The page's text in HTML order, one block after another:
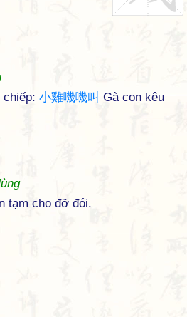
小雞嘰嘰叫 Gà con kêu
cho đỡ đói.